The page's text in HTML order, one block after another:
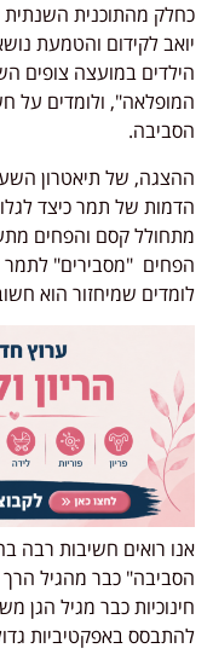
כחלק מהתוכנית
יואב לקידום והטמעת
הילדים במועצה צופים
המופלאה", ולומדים על
הסביבה.
ההצגה, של תיאטרון
הדמות של תמר כיצד
מתחולל קסם והפחים
הפחים "מסבירים" לתמר
לומדים שמיחזור הוא
אנו רואים חשיבות רבה
הסביבה" כבר מהגיל הרך
חינוכיות כבר מגיל הגן
להתבסס באפקטיביות